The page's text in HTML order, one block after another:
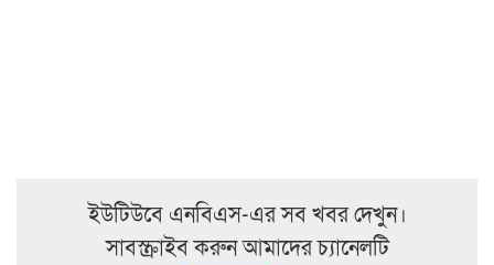
ইউটিউবে এনবিএস-এর সব খবর দেখুন।
সাবস্ক্রাইব করুন আমাদের চ্যানেলটি